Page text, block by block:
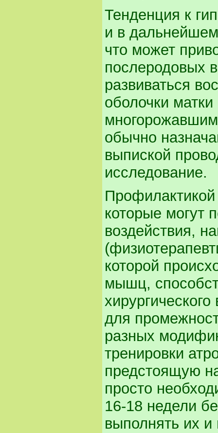
Тенденция к
и в
что может
послеродовых
развиваться
оболочки
обычно
выпиской
исследование.
которые могут
воздействия,
которой
мышц,
для
разных
тренировки
предстоящую
просто
16-18 недели
выполнять их